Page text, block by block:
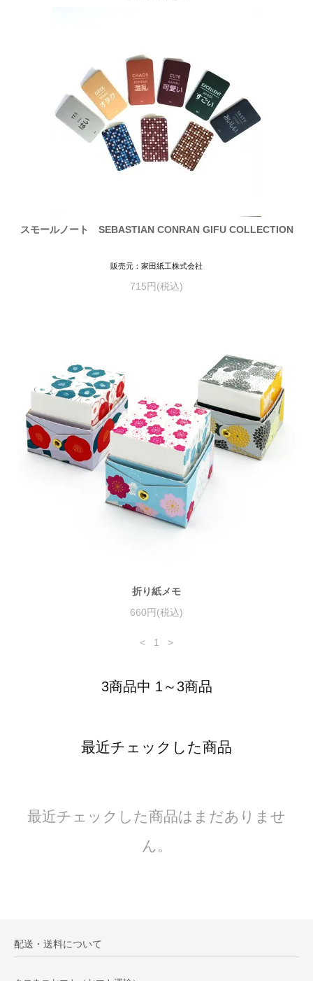
スモールノート SEBASTIAN CONRAN GIFU COLLECTION
販売元：家田紙工株式会社
715円(税込)
折り紙メモ
660円(税込)
< 1 >
3商品中 1～3商品
最近チェックした商品
最近チェックした商品はまだありませ
ん。
配送・送料について